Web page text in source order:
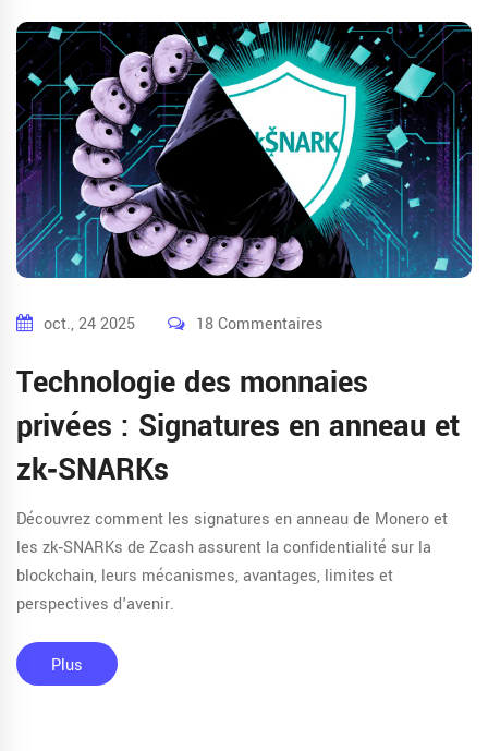
oct., 24 2025 18 Commentaires
Technologie des monnaies
privées : Signatures en anneau et
zk‑SNARKs
Découvrez comment les signatures en anneau de Monero et
les zk‑SNARKs de Zcash assurent la confidentialité sur la
blockchain, leurs mécanismes, avantages, limites et
perspectives d'avenir.
Plus